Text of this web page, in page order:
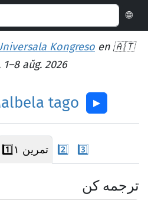
🌐
Kongreso en 🇦🇹
aŭg. 2026
tago ▶︎
1️⃣ تمرین ۱ 2️⃣ 3️⃣
ترجمه کن